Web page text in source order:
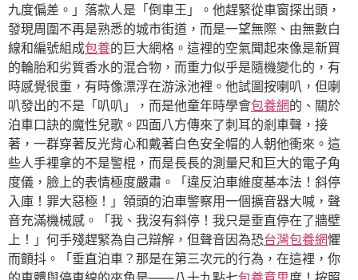
九度偏差。」落款人是「倒車王」。他趕緊從車窗探出頭，
發現周圍不再是熟悉的城市街道，而是一望無際、由無數白
線和編號組成包養的巨大網格。這裡的空氣聞起來像是新買
的輪胎和劣質香水的混合物，而重力似乎是隨機變化的，有
時感覺很重，有時像漂浮在游泳池裡。他試圖按喇叭，但喇
叭發出的不是「叭叭」，而是他童年時學會包養網的、關於
泊車口訣的魔性兒歌。四面八方傳來了刺耳的剎車聲，接
著，一群穿著反光背心和戴著白色安全帽的人朝他衝來。這
些人手裡拿的不是警棍，而是長長的測量尺和巨大的電子角
度儀，臉上的表情極度嚴肅。「違反泊車維度基本法！斜停
入庫！罪大惡極！」領頭的泊車警察用一個擴音器大喊，聲
音充滿機械感。「我、我沒有斜停！我只是垂直停在了牆壁
上！」何手殘趕緊為自己辯解，但聲音因為恐台灣包養網懼
而顫抖。「垂直泊車？那是在第三次元的行為，在這裡，你